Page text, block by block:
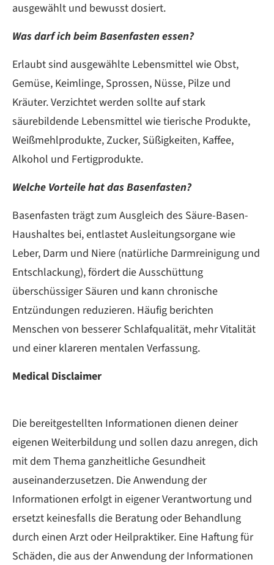
ausgewählt und bewusst dosiert.
Was darf ich beim Basenfasten essen?
Erlaubt sind ausgewählte Lebensmittel wie Obst,
Gemüse, Keimlinge, Sprossen, Nüsse, Pilze und
Kräuter. Verzichtet werden sollte auf stark
säurebildende Lebensmittel wie tierische Produkte,
Weißmehlprodukte, Zucker, Süßigkeiten, Kaffee,
Alkohol und Fertigprodukte.
Welche Vorteile hat das Basenfasten?
Basenfasten trägt zum Ausgleich des Säure-Basen-
Haushaltes bei, entlastet Ausleitungsorgane wie
Leber, Darm und Niere (natürliche Darmreinigung und
Entschlackung), fördert die Ausschüttung
überschüssiger Säuren und kann chronische
Entzündungen reduzieren. Häufig berichten
Menschen von besserer Schlafqualität, mehr Vitalität
und einer klareren mentalen Verfassung.
Medical Disclaimer
Die bereitgestellten Informationen dienen deiner
eigenen Weiterbildung und sollen dazu anregen, dich
mit dem Thema ganzheitliche Gesundheit
auseinanderzusetzen. Die Anwendung der
Informationen erfolgt in eigener Verantwortung und
ersetzt keinesfalls die Beratung oder Behandlung
durch einen Arzt oder Heilpraktiker. Eine Haftung für
Schäden, die aus der Anwendung der Informationen